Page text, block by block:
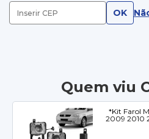
OK
Quem viu
*Kit Farol
2009 2010